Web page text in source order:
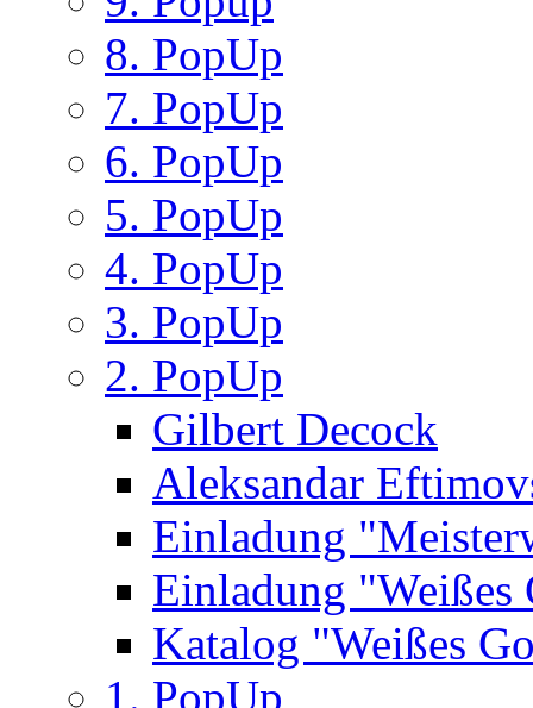
8. PopUp
7. PopUp
6. PopUp
5. PopUp
4. PopUp
3. PopUp
2. PopUp
Gilbert Decock
Aleksandar
Einladung
Einladung "Weißes
Katalog "Weißes
1. PopUp